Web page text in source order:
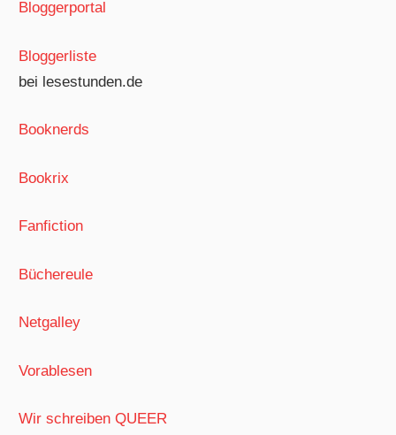
Bloggerportal
Bloggerliste
bei lesestunden.de
Booknerds
Bookrix
Fanfiction
Büchereule
Netgalley
Vorablesen
Wir schreiben QUEER